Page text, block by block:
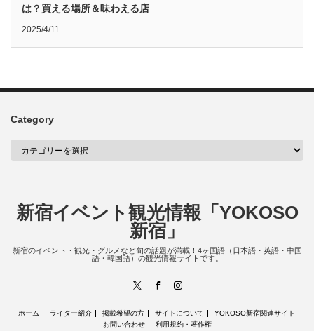
は？買える場所＆味わえる店
2025/4/11
Category
新宿イベント観光情報「YOKOSO
新宿」
新宿のイベント・観光・グルメなど旬の話題が満載！4ヶ国語（日本語・英語・中国
語・韓国語）の観光情報サイトです。
Facebook
ホーム ライター紹介 掲載希望の方 サイトについて
YOKOSO新宿関連サイト
お問い合わせ
利用規約・著作権